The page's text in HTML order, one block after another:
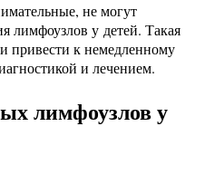
не могут
лимфоузлов у детей. Такая
привести к немедленному
и лечением.
лимфоузлов у